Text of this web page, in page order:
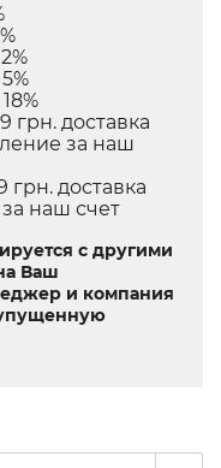
грн. доставка
за наш
грн. доставка
наш счет
с другими
Ваш
и компания
упущенную